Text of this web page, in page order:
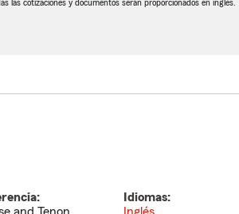
las cotizaciones y documentos serán proporcionados en inglés.
Idiomas: